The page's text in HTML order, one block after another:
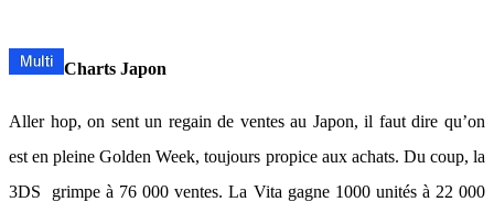
Charts Japon
Aller hop, on sent un regain de ventes au Japon, il faut dire qu’on
est en pleine Golden Week, toujours propice aux achats. Du coup, la
3DS grimpe à 76 000 ventes. La Vita gagne 1000 unités à 22 000